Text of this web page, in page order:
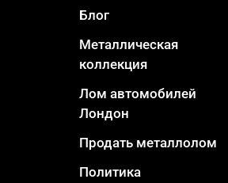
Блог
Металлическая
коллекция
Лом автомобилей
Лондон
Продать металлолом
Политика